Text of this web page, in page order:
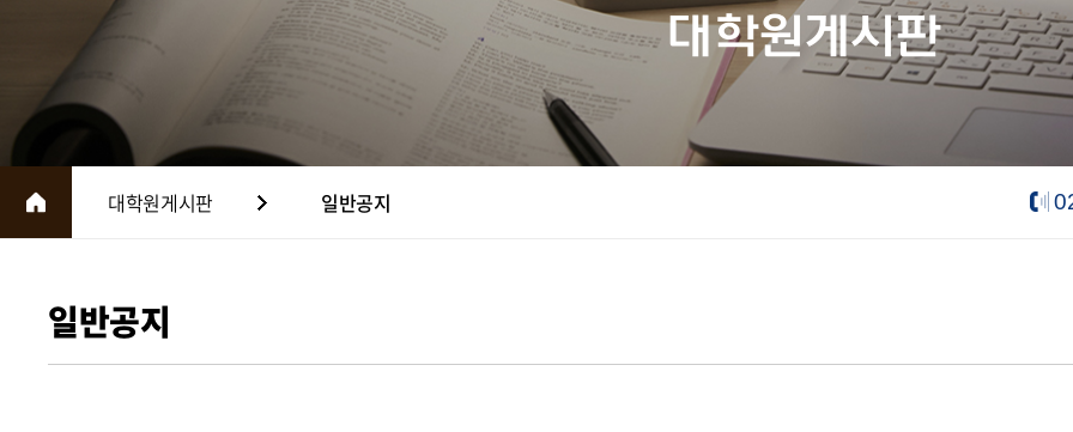
교육이념 및 목표
조직도
대학원연혁
국제교류
입학상담 AI융합기술학과 new
음악학과 new
- 음악치료 트랙
장학안내
학칙및규정
e-대학원요람
대학원게시판
대학원게시판 일반공지
일반공지